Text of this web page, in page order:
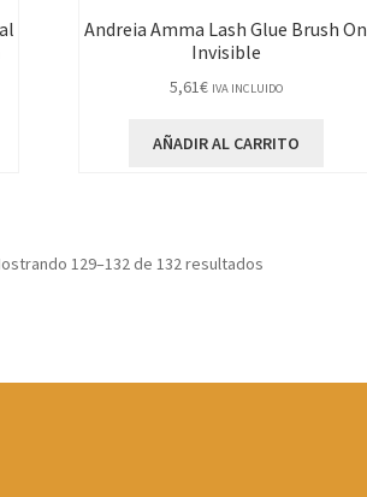
Andreia Amma Lash Glue Brush On
Invisible
5,61€ IVA INCLUIDO
AÑADIR AL CARRITO
129–132 de 132 resultados